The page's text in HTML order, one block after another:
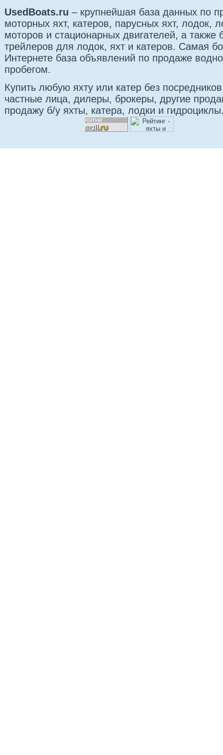
UsedBoats.ru – крупнейшая база данных по
моторных яхт, катеров, парусных яхт, лодок,
моторов и стационарных двигателей, а также
трейлеров для лодок, яхт и катеров. Самая
Интернете база объявлений по продаже
пробегом.
Купить любую яхту или катер без
частные лица, дилеры, брокеры, другие
продажу б/у яхты, катера, лодки и